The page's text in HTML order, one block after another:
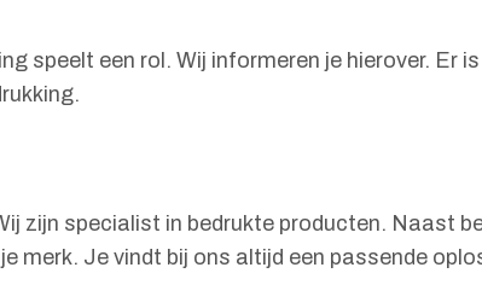
speelt een rol. Wij informeren je hierover. Er
specialist in bedrukte producten. Naast
merk. Je vindt bij ons altijd een passende